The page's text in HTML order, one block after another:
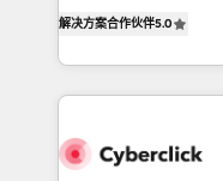
optimize the
retention—by
maximize
experience, we
to its fullest
website, or build
解决方案合作伙伴5.0